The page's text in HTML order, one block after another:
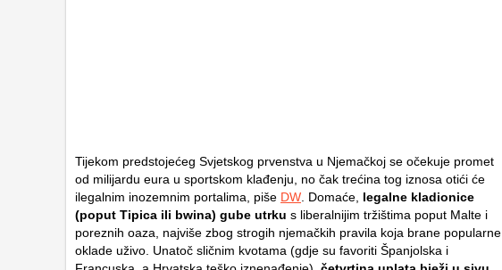
Tijekom predstojećeg Svjetskog prvenstva u Njemačkoj se očekuje promet
od milijardu eura u sportskom klađenju, no čak trećina tog iznosa otići će
ilegalnim inozemnim portalima, piše DW. Domaće, legalne kladionice
(poput Tipica ili bwina) gube utrku s liberalnijim tržištima poput Malte i
poreznih oaza, najviše zbog strogih njemačkih pravila koja brane popularne
oklade uživo. Unatoč sličnim kvotama (gdje su favoriti Španjolska i